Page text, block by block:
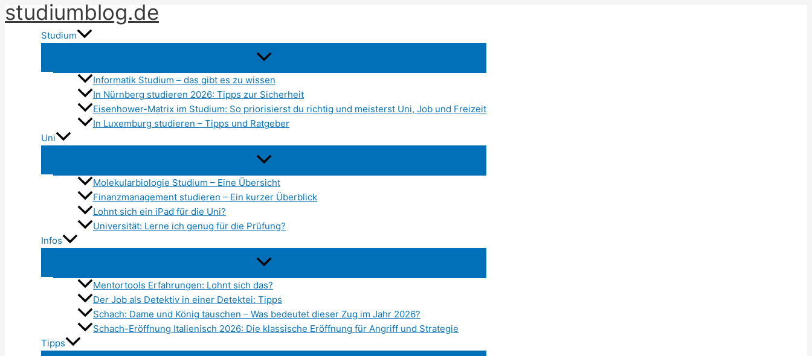
Zum
Inhalt
springen
studiumblog.de
Studium
Informatik Studium – das gibt es zu wissen
In Nürnberg studieren 2026: Tipps zur Sicherheit
Eisenhower-Matrix im Studium: So priorisierst du richtig und meisterst Uni, Job und Freizeit
In Luxemburg studieren – Tipps und Ratgeber
Uni
Molekularbiologie Studium – Eine Übersicht
Finanzmanagement studieren – Ein kurzer Überblick
Lohnt sich ein iPad für die Uni?
Universität: Lerne ich genug für die Prüfung?
Infos
Mentortools Erfahrungen: Lohnt sich das?
Der Job als Detektiv in einer Detektei: Tipps
Schach: Dame und König tauschen – Was bedeutet dieser Zug im Jahr 2026?
Schach-Eröffnung Italienisch 2026: Die klassische Eröffnung für Angriff und Strategie
Tipps